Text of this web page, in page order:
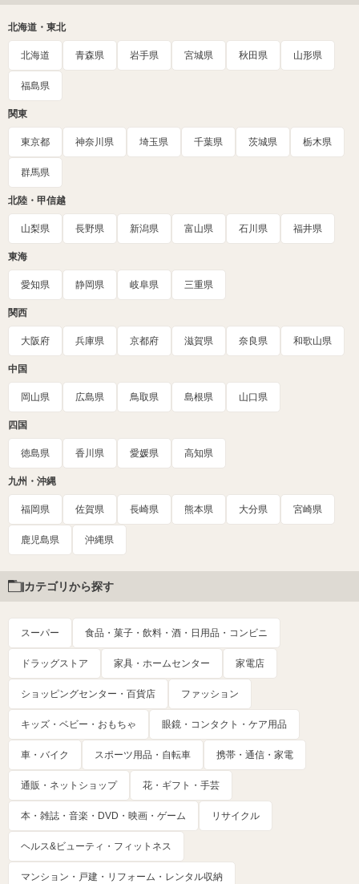
北海道・東北
北海道 青森県 岩手県 宮城県 秋田県 山形県
福島県
関東
東京都 神奈川県 埼玉県 千葉県 茨城県 栃木県
群馬県
北陸・甲信越
山梨県 長野県 新潟県 富山県 石川県 福井県
東海
愛知県 静岡県 岐阜県 三重県
関西
大阪府 兵庫県 京都府 滋賀県 奈良県 和歌山県
中国
岡山県 広島県 鳥取県 島根県 山口県
四国
徳島県 香川県 愛媛県 高知県
九州・沖縄
福岡県 佐賀県 長崎県 熊本県 大分県 宮崎県
鹿児島県 沖縄県
カテゴリから探す
スーパー 食品・菓子・飲料・酒・日用品・コンビニ
ドラッグストア 家具・ホームセンター 家電店
ショッピングセンター・百貨店 ファッション
キッズ・ベビー・おもちゃ 眼鏡・コンタクト・ケア用品
車・バイク スポーツ用品・自転車 携帯・通信・家電
通販・ネットショップ 花・ギフト・手芸
本・雑誌・音楽・DVD・映画・ゲーム リサイクル
ヘルス&ビューティ・フィットネス
マンション・戸建・リフォーム・レンタル収納